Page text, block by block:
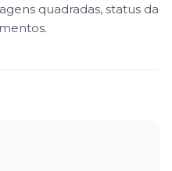
quadradas, status da